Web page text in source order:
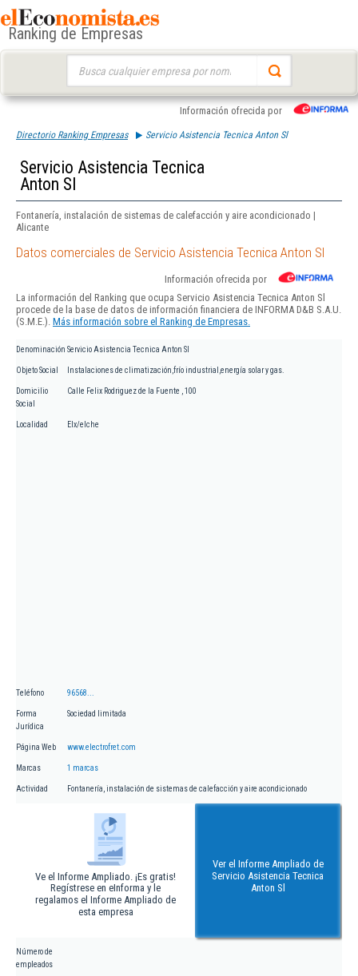
Ranking de Empresas
Información ofrecida por
Directorio Ranking Empresas Servicio Asistencia Tecnica Anton Sl
Servicio Asistencia Tecnica
Anton Sl
Fontanería, instalación de sistemas de calefacción y aire acondicionado |
Alicante
Datos comerciales de Servicio Asistencia Tecnica Anton Sl
Información ofrecida por
La información del Ranking que ocupa Servicio Asistencia Tecnica Anton Sl
procede de la base de datos de información financiera de INFORMA D&B S.A.U.
(S.M.E.). Más información sobre el Ranking de Empresas.
Denominación Servicio Asistencia Tecnica Anton Sl
Objeto Social Instalaciones de climatización,frío industrial,energía solar y gas.
Domicilio
Social
Calle Felix Rodriguez de la Fuente , 100
Localidad Elx/elche
Teléfono 96568...
Forma
Jurídica
Sociedad limitada
Página Web www.electrofret.com
Marcas 1 marcas
Actividad Fontanería, instalación de sistemas de calefacción y aire acondicionado
Ve el Informe Ampliado. ¡Es gratis!
Regístrese en eInforma y le
regalamos el Informe Ampliado de
esta empresa
Ver el Informe Ampliado de
Servicio Asistencia Tecnica
Anton Sl
Número de
empleados